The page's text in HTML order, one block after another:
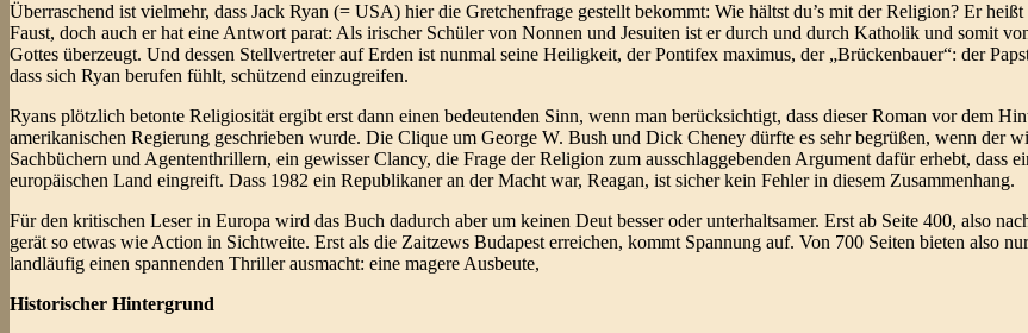
Überraschend ist vielmehr, dass Jack Ryan (= USA) hier die Gretchenfrage gestellt bekommt: Wie hältst du’s mit der Religion? Er
Faust, doch auch er hat eine Antwort parat: Als irischer Schüler von Nonnen und Jesuiten ist er durch und durch Katholik und somit
Gottes überzeugt. Und dessen Stellvertreter auf Erden ist nunmal seine Heiligkeit, der Pontifex maximus, der „Brückenbauer“: der
dass sich Ryan berufen fühlt, schützend einzugreifen.
Ryans plötzlich betonte Religiosität ergibt erst dann einen bedeutenden Sinn, wenn man berücksichtigt, dass dieser Roman vor dem
amerikanischen Regierung geschrieben wurde. Die Clique um George W. Bush und Dick Cheney dürfte es sehr begrüßen, wenn der
Sachbüchern und Agententhrillern, ein gewisser Clancy, die Frage der Religion zum ausschlaggebenden Argument dafür erhebt, dass
europäischen Land eingreift. Dass 1982 ein Republikaner an der Macht war, Reagan, ist sicher kein Fehler in diesem Zusammenhang.
Für den kritischen Leser in Europa wird das Buch dadurch aber um keinen Deut besser oder unterhaltsamer. Erst ab Seite 400, also
gerät so etwas wie Action in Sichtweite. Erst als die Zaitzews Budapest erreichen, kommt Spannung auf. Von 700 Seiten bieten also
landläufig einen spannenden Thriller ausmacht: eine magere Ausbeute,
Historischer Hintergrund